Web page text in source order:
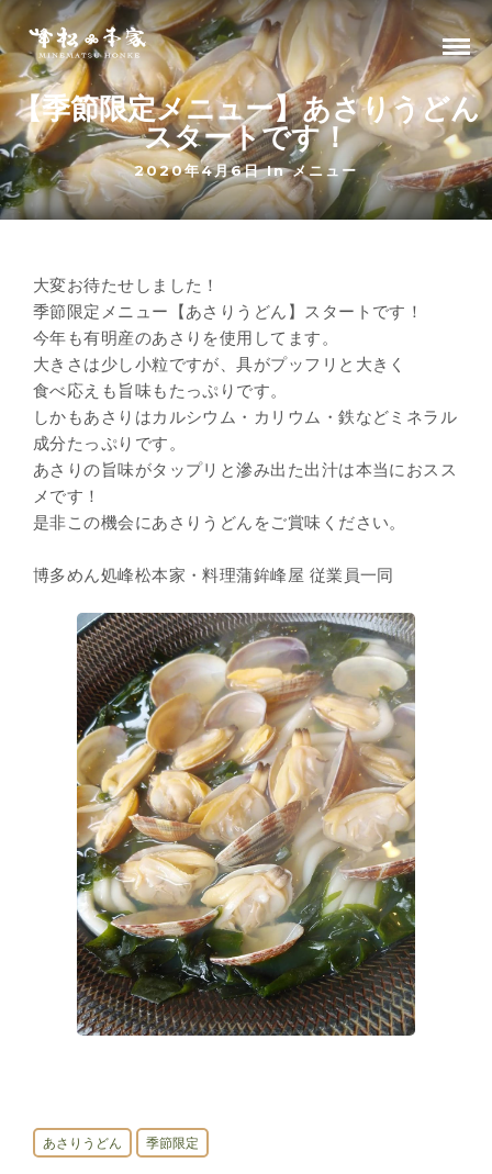
【季節限定メニュー】あさりうどん
スタートです！
2020年4月6日 Inメニュー
大変お待たせしました！
季節限定メニュー【あさりうどん】スタートです！
今年も有明産のあさりを使用してます。
大きさは少し小粒ですが、具がプッフリと大きく
食べ応えも旨味もたっぷりです。
しかもあさりはカルシウム・カリウム・鉄などミネラル
成分たっぷりです。
あさりの旨味がタップリと滲み出た出汁は本当におスス
メです！
是非この機会にあさりうどんをご賞味ください。
博多めん処峰松本家・料理蒲鉾峰屋 従業員一同
あさりうどん 季節限定